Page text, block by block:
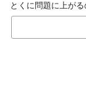
とくに問題に上が
てしまったり、有
そこで立ち上がっ
Kumalaさん。